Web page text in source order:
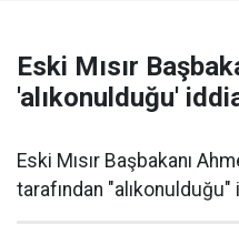
Eski Mısır
'alıkonulduğu'
Eski Mısır Başbakanı
tarafından "alıkonulduğu"